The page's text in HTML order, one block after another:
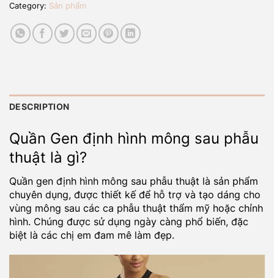
Category: Sản phẩm
DESCRIPTION
Quần Gen định hình mông sau phẫu
thuật là gì?
Quần gen định hình mông sau phẫu thuật là sản phẩm
chuyên dụng, được thiết kế để hỗ trợ và tạo dáng cho
vùng mông sau các ca phẫu thuật thẩm mỹ hoặc chỉnh
hình. Chúng được sử dụng ngày càng phổ biến, đặc
biệt là các chị em đam mê làm đẹp.